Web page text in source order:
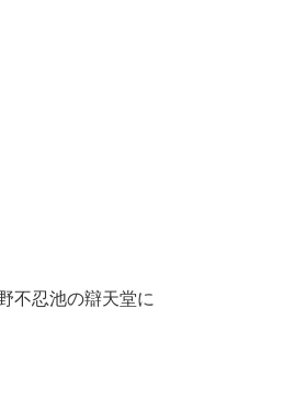
不忍池の辯天堂に